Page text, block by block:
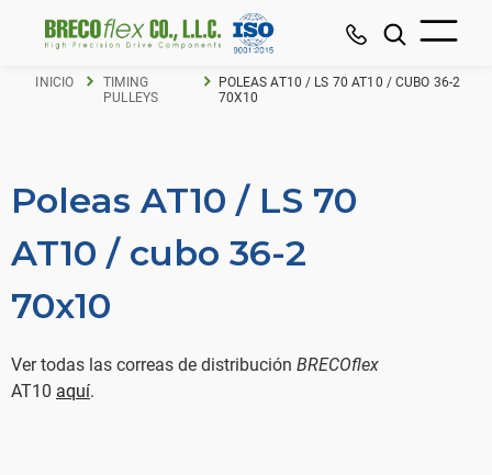
INICIO
TIMING
PULLEYS
POLEAS AT10 / LS 70 AT10 / CUBO 36-2
70X10
Poleas AT10 / LS 70
AT10 / cubo 36-2
70x10
Ver todas las correas de distribución BRECOflex
AT10 aquí.